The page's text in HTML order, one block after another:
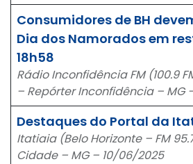
Consumidores de BH
Dia dos Namorados em
18h58
Rádio Inconfidência FM (100.9
– Repórter Inconfidência – MG
Destaques do Portal da
Itatiaia (Belo Horizonte – FM
Cidade – MG – 10/06/2025